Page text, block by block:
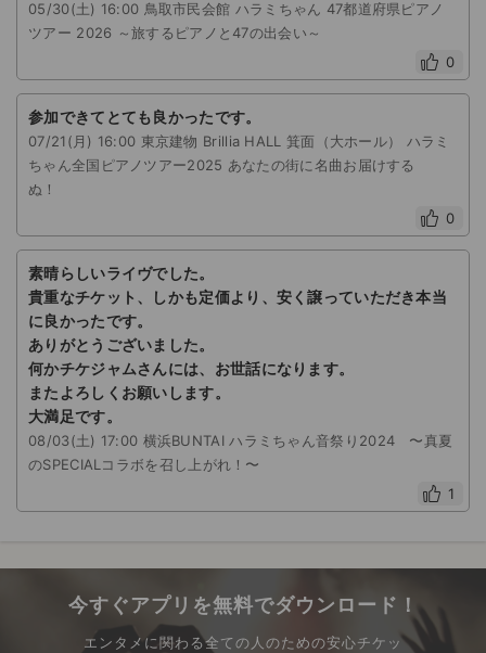
05/30(土) 16:00 鳥取市民会館 ハラミちゃん 47都道府県ピアノ
ツアー 2026 ～旅するピアノと47の出会い～
0
参加できてとても良かったです。
07/21(月) 16:00 東京建物 Brillia HALL 箕面（大ホール） ハラミ
ちゃん全国ピアノツアー2025 あなたの街に名曲お届けする
ぬ！
0
素晴らしいライヴでした。
貴重なチケット、しかも定価より、安く譲っていただき本当
に良かったです。
ありがとうございました。
何かチケジャムさんには、お世話になります。
またよろしくお願いします。
大満足です。
08/03(土) 17:00 横浜BUNTAI ハラミちゃん音祭り2024 〜真夏
のSPECIALコラボを召し上がれ！〜
1
今すぐアプリを無料でダウンロード！
エンタメに関わる全ての人のための安心チケッ